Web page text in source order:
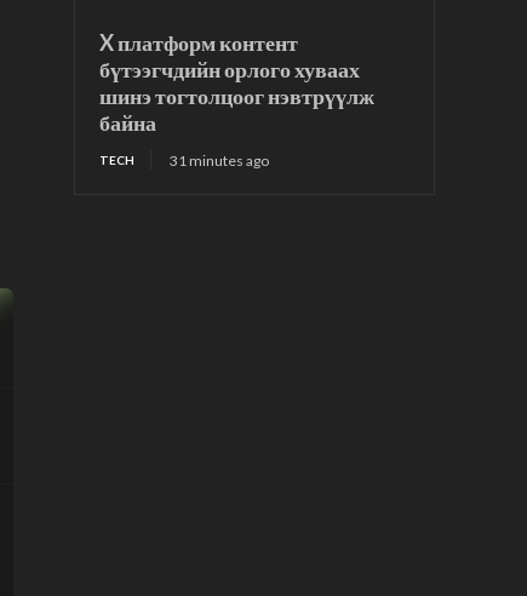
X платформ контент
бүтээгчдийн орлого хуваах
шинэ тогтолцоог нэвтрүүлж
байна
TECH 31 minutes ago